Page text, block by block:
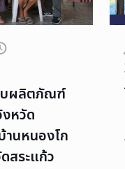
บผลิตภัณฑ์
งหวัด
นหนองโก
สระแก้ว